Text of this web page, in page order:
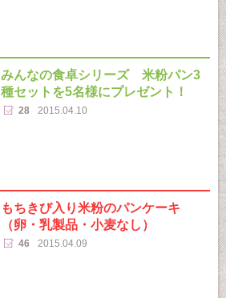
みんなの食卓シリーズ 米粉パン3
種セットを5名様にプレゼント！
28 2015.04.10
もちきび入り米粉のパンケーキ
（卵・乳製品・小麦なし）
46 2015.04.09